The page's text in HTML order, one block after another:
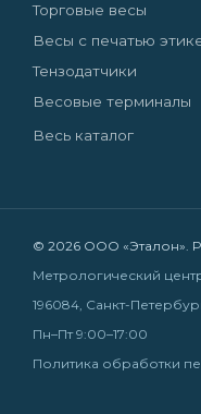
Торговые весы
Весы с печатью
Тензодатчики
Весовые терминалы
Весь каталог
© 2026 ООО «Эталон».
Метрологический
196084, Санкт-
Пн–Пт 9:00–17:00
Политика обработки